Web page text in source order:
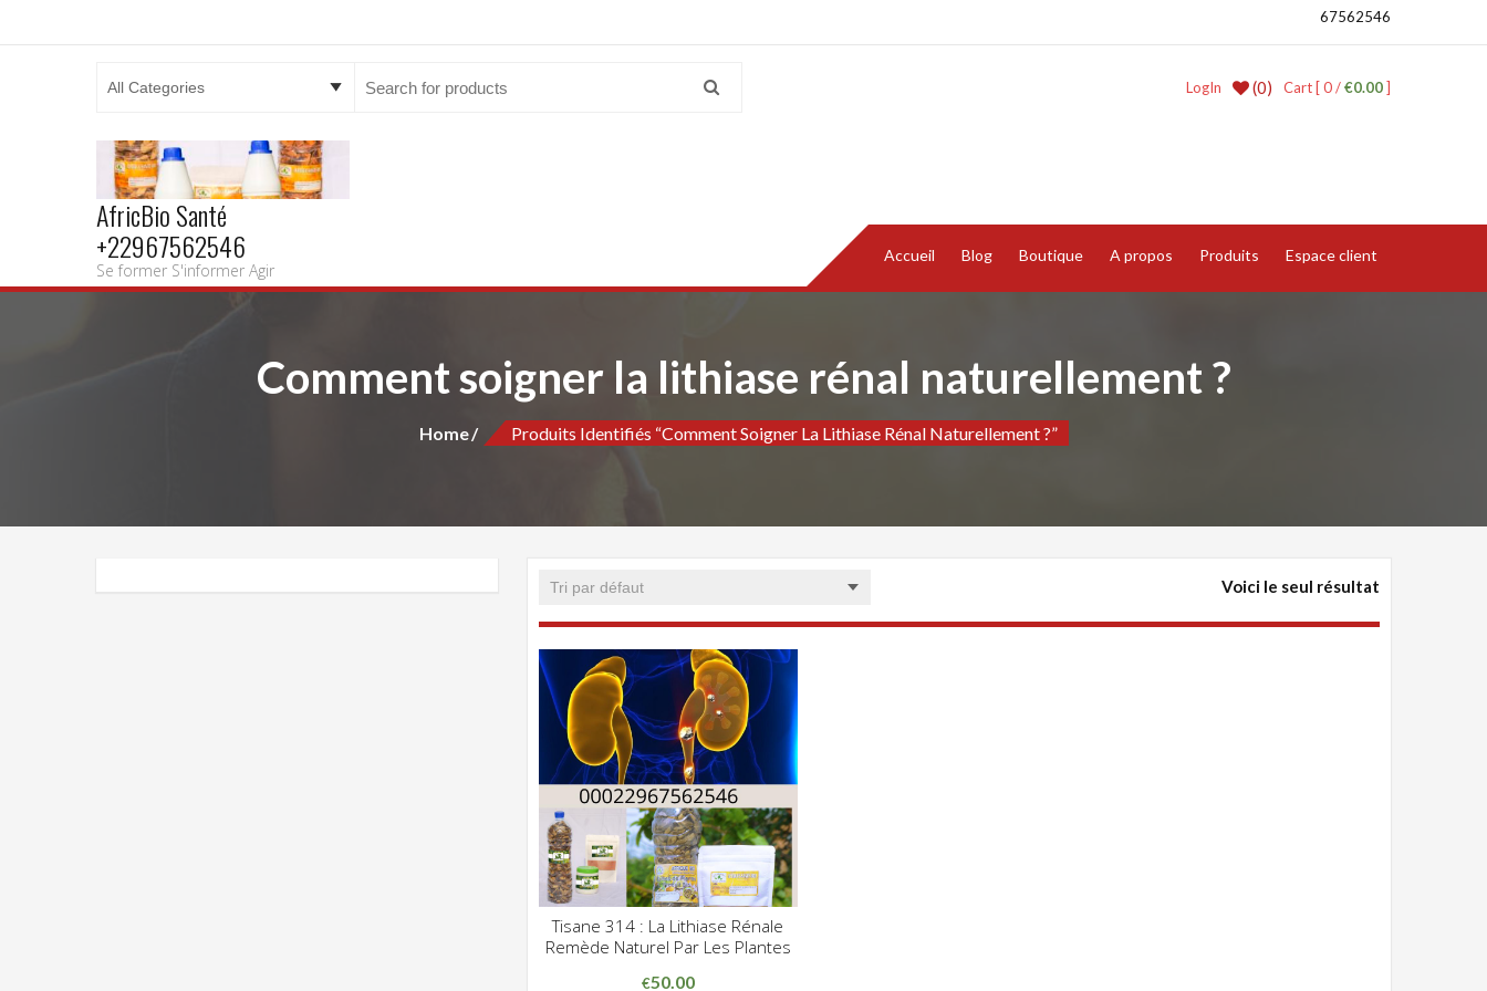
67562546
Cart [ 0 /€0.00]
(0)
LogIn
AfricBio Santé
+22967562546
Se former S'informer Agir
Accueil Blog Boutique A propos Produits Espace client
Comment soigner la lithiase rénal naturellement ?
Home Produits Identifiés “Comment Soigner La Lithiase Rénal Naturellement ?”
Voici le seul résultat
CLIQUEZ POUR VOIR
ADD WISHLIST
Tisane 314 : La Lithiase Rénale
Remède Naturel Par Les Plantes
€50.00